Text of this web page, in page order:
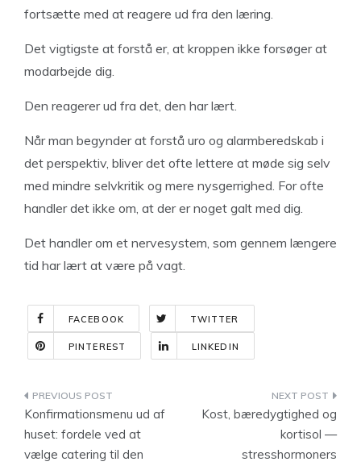
fortsætte med at reagere ud fra den læring.
Det vigtigste at forstå er, at kroppen ikke forsøger at
modarbejde dig.
Den reagerer ud fra det, den har lært.
Når man begynder at forstå uro og alarmberedskab i
det perspektiv, bliver det ofte lettere at møde sig selv
med mindre selvkritik og mere nysgerrighed. For ofte
handler det ikke om, at der er noget galt med dig.
Det handler om et nervesystem, som gennem længere
tid har lært at være på vagt.
FACEBOOK TWITTER
PINTEREST LINKEDIN
Indlægsnavigation
Konfirmationsmenu ud af
huset: fordele ved at
vælge catering til den
Kost, bæredygtighed og
kortisol —
stresshormoners